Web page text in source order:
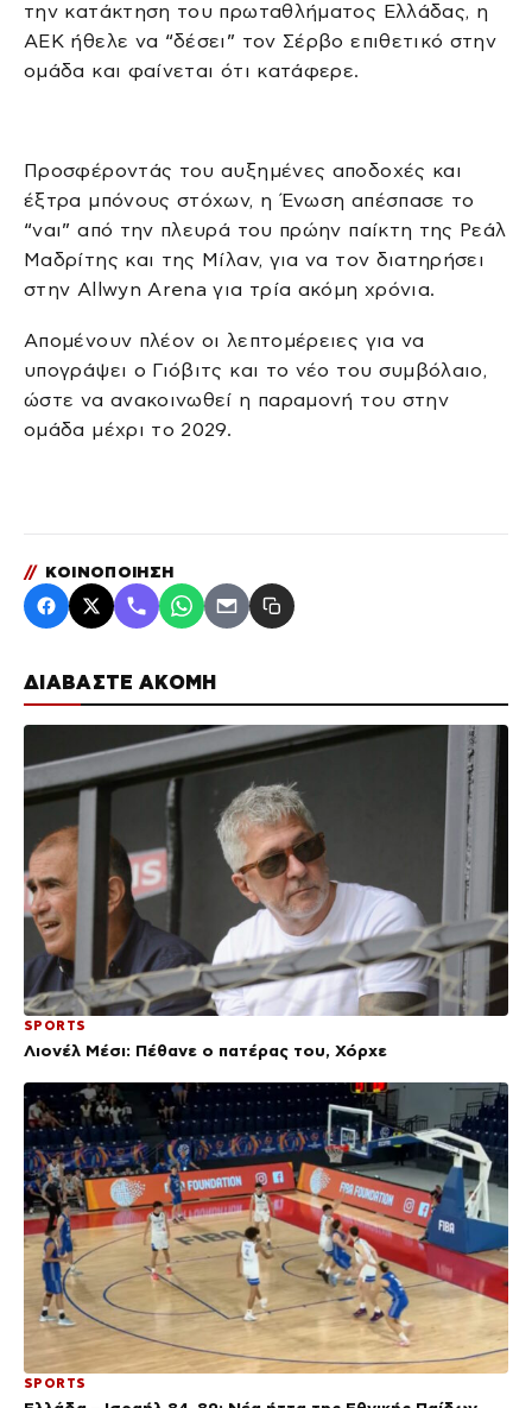
ΔΙΑΒΑΣΤΕ ΑΚΟΜΗ
SPORTS
Λιονέλ Μέσι: Πέθανε ο πατέρας του, Χόρχε
SPORTS
την κατάκτηση του πρωταθλήματος Ελλάδας, η
ΑΕΚ ήθελε να “δέσει” τον Σέρβο επιθετικό στην
ομάδα και φαίνεται ότι κατάφερε.
Προσφέροντάς του αυξημένες αποδοχές και
έξτρα μπόνους στόχων, η Ένωση απέσπασε το
“ναι” από την πλευρά του πρώην παίκτη της Ρεάλ
Μαδρίτης και της Μίλαν, για να τον διατηρήσει
στην Allwyn Arena για τρία ακόμη χρόνια.
Απομένουν πλέον οι λεπτομέρειες για να
υπογράψει ο Γιόβιτς και το νέο του συμβόλαιο,
ώστε να ανακοινωθεί η παραμονή του στην
ομάδα μέχρι το 2029.
// ΚΟΙΝΟΠΟΙΗΣΗ